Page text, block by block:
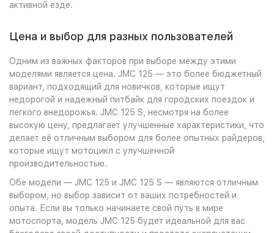
активной езде.
Цена и выбор для разных пользователей
Одним из важных факторов при выборе между этими
моделями является цена. JMC 125 — это более бюджетный
вариант, подходящий для новичков, которые ищут
недорогой и надежный питбайк для городских поездок и
легкого внедорожья. JMC 125 S, несмотря на более
высокую цену, предлагает улучшенные характеристики, что
делает её отличным выбором для более опытных райдеров,
которые ищут мотоцикл с улучшенной
производительностью.
Обе модели — JMC 125 и JMC 125 S — являются отличным
выбором, но выбор зависит от ваших потребностей и
опыта. Если вы только начинаете свой путь в мире
мотоспорта, модель JMC 125 будет идеальной для вас